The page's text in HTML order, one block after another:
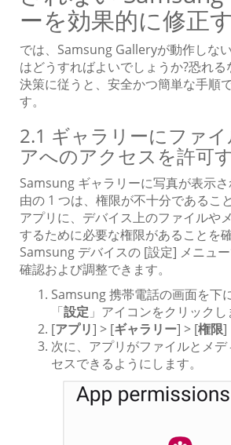
ーを効果的に修正
では、Samsung Galleryが動作しな
はどうすればよいでしょうか?恐れ
決策に従うと、安全かつ簡単な手順
す。
2.1 ギャラリーにファ
アへのアクセスを許可
Samsung ギャラリーに写真が表示
由の 1 つは、権限が不十分であるこ
アプリに、デバイス上のファイルや
するために必要な権限があることを
Samsung デバイスの [設定] メニュ
確認および調整できます。
Samsung 携帯電話の画面を下
「設定 」アイコンをクリックし
[アプリ] > [ギャラリー] > [権限]
次に、アプリがファイルとメデ
セスできるようにします。